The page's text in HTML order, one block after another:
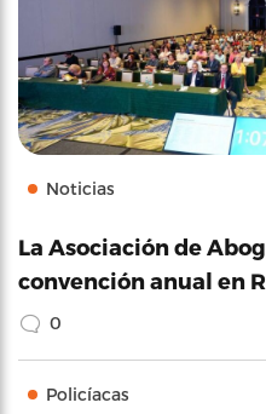
Noticias
La Asociación de
convención anual en
0
Policíacas